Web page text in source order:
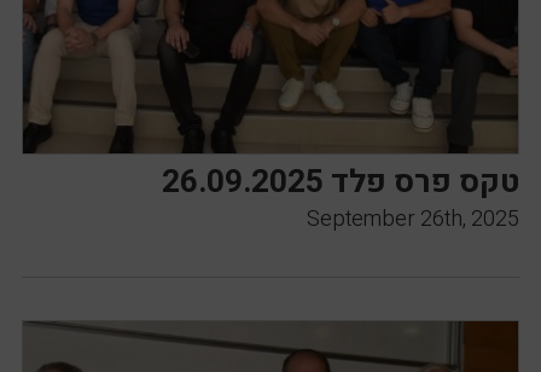
טקס פרס פלד 26.09.2025
September 26th, 2025